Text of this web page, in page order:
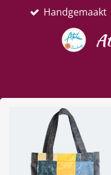
Handgemaakt